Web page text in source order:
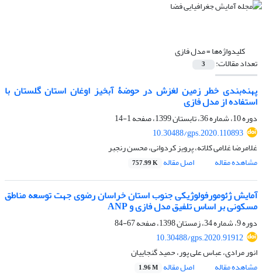
کلیدواژه‌ها =مدل فازی
تعداد مقالات: 3
پهنه‌بندی خطر زمین لغزش در حوضۀ آبخیز اوغان استان گلستان با
استفاده از مدل فازی
دوره 10، شماره 36، تابستان 1399، صفحه
1-14
10.30488/gps.2020.110893
غلامرضا غلامی کلاته، پرویز کردوانی، محسن رنجبر
مشاهده مقاله
اصل مقاله 757.99 K
آمایش ژئومورفولوژیکی جنوب استان خراسان رضوی جهت توسعه مناطق
مسکونی بر اساس تلفیق مدل فازی و ANP
دوره 9، شماره 34، زمستان 1398، صفحه
67-84
10.30488/gps.2020.91912
انور مرادی، عباس علی پور، حمید گنجاییان
مشاهده مقاله
اصل مقاله 1.96 M